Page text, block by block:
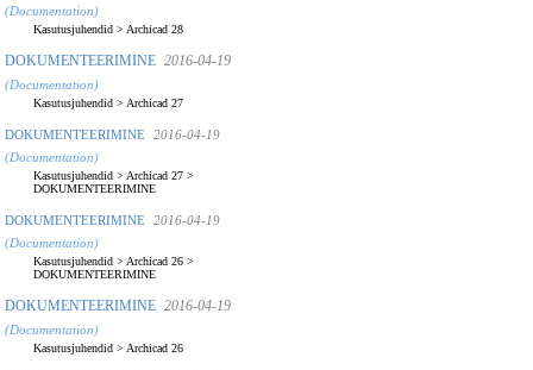
(Documentation)
Kasutusjuhendid > Archicad 28
DOKUMENTEERIMINE 2016-04-19
(Documentation)
Kasutusjuhendid > Archicad 27
DOKUMENTEERIMINE
2016-04-19
(Documentation)
Kasutusjuhendid > Archicad 27 >
DOKUMENTEERIMINE
DOKUMENTEERIMINE
2016-04-19
(Documentation)
Kasutusjuhendid > Archicad 26 >
DOKUMENTEERIMINE
DOKUMENTEERIMINE 2016-04-19
(Documentation)
Kasutusjuhendid > Archicad 26